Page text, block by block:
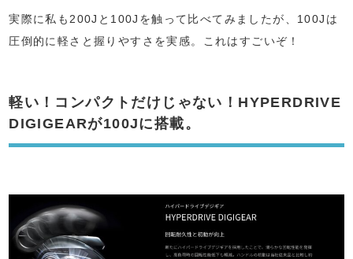
実際に私も200Jと100Jを触って比べてみましたが、100Jは
圧倒的に軽さと握りやすさを実感。これはすごいぞ！
軽い！コンパクトだけじゃない！HYPERDRIVE
DIGIGEARが100Jに搭載。